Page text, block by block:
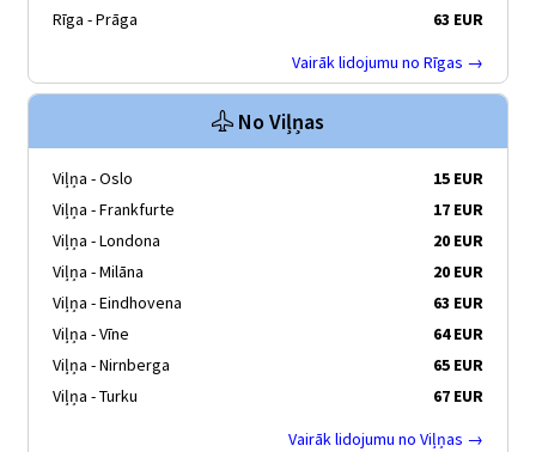
Rīga - Prāga
63 EUR
Vairāk lidojumu no Rīgas →
No Viļņas
Viļņa - Oslo
15 EUR
Viļņa - Frankfurte
17 EUR
Viļņa - Londona
20 EUR
Viļņa - Milāna
20 EUR
Viļņa - Eindhovena
63 EUR
Viļņa - Vīne
64 EUR
Viļņa - Nirnberga
65 EUR
Viļņa - Turku
67 EUR
Vairāk lidojumu no Viļņas →